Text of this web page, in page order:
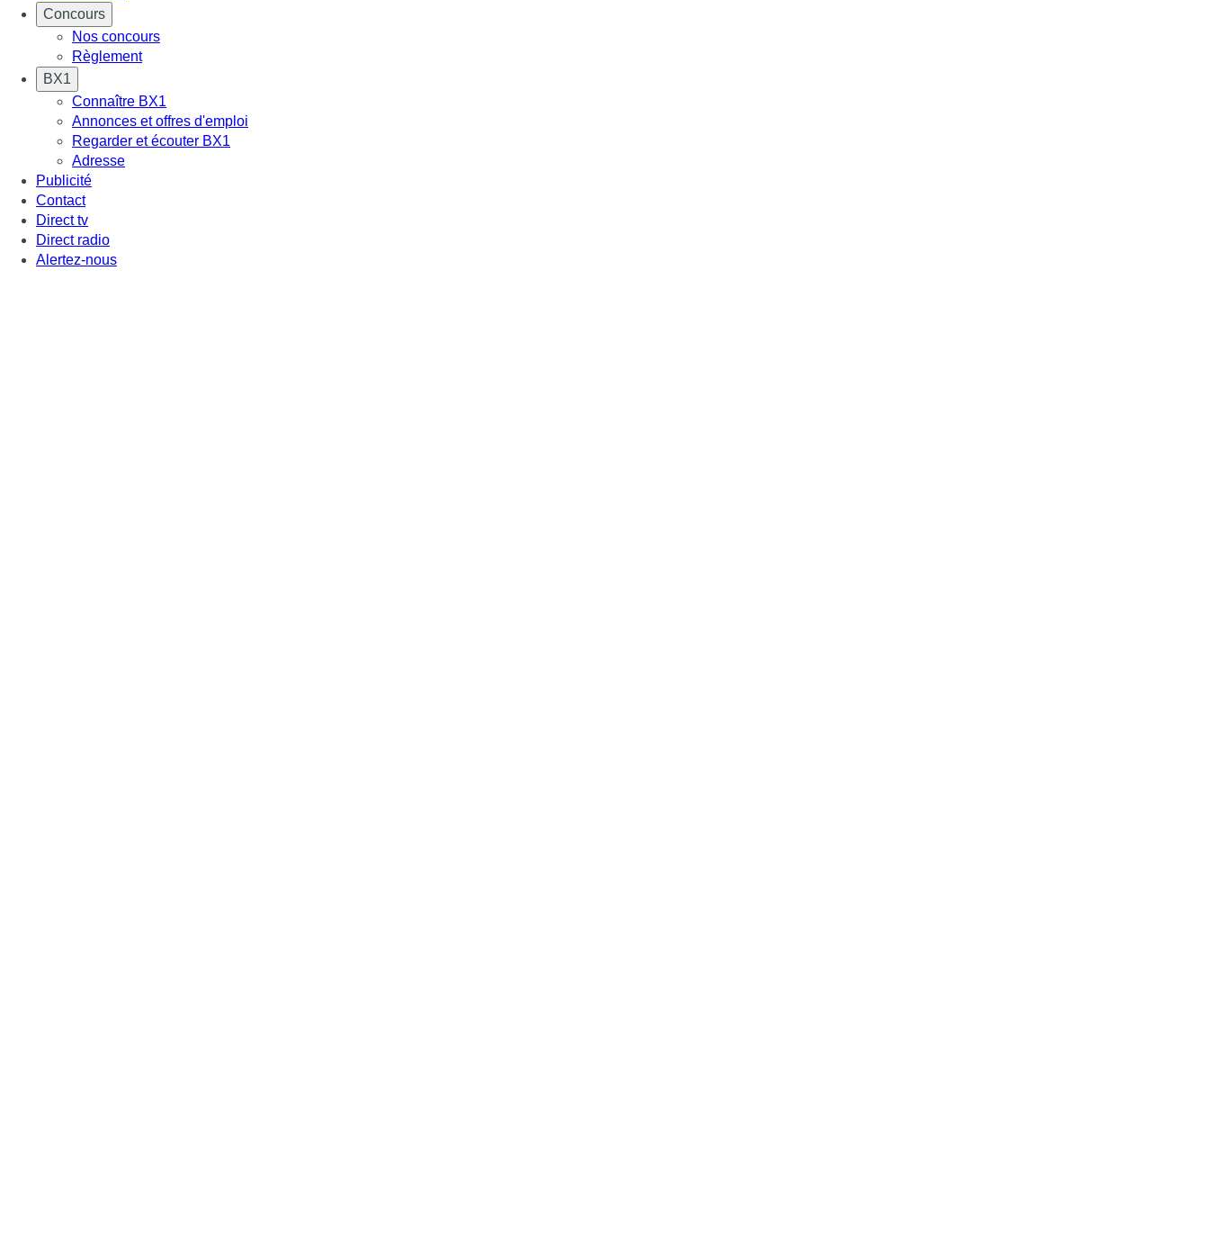
Concours
Nos concours
Règlement
BX1
Connaître BX1
Annonces et offres d'emploi
Regarder et écouter BX1
Adresse
Publicité
Contact
Direct tv
Direct radio
Alertez-nous